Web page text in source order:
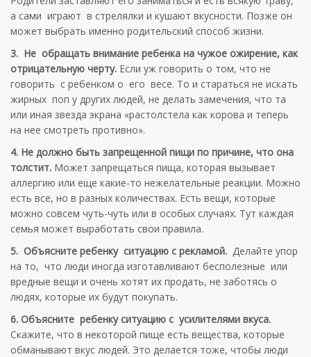
а сами играют в стрелялки и кушают вкусности. Позже он
может выбрать именно родительский способ жизни.
3. Не обращать внимание ребенка на чужое ожирение, как
отрицательную черту. Если уж говорить о том, что не
говорить с ребенком о его весе. То и стараться не искать
жирных поп у других людей, не делать замечения, что та
или иная звезда экрана «растолстела как корова и теперь
на нее смотреть противно».
4. Не должно быть запрещенной пищи по причине, что она
толстит. Может запрещаться пища, которая вызывает
аллергию или еще какие-то нежелательные реакции. Можно
есть все, но в разных количествах. Есть вещи, которые
можно совсем чуть-чуть или в особых случаях. Тут каждая
семья может выработать свои правила.
5. Объясните ребенку ситуацию с рекламой. Делайте упор
на то, что люди иногда изготавливают бесполезные или
вредные вещи и очень хотят их продать, не заботясь о
людях, которые их будут покупать.
6. Объясните ребенку ситуацию с усилителями вкуса.
Скажите, что в некоторой пище есть вещества, которые
обманывают вкус людей. Это делается тоже, чтобы люди